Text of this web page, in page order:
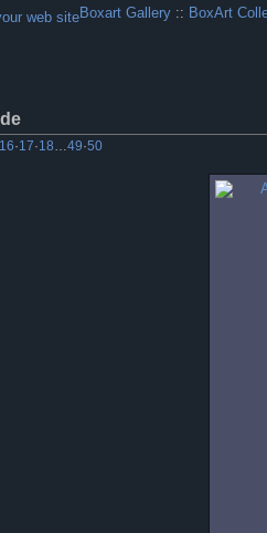
Boxart Gallery :: BoxArt
16·17·18 49·50